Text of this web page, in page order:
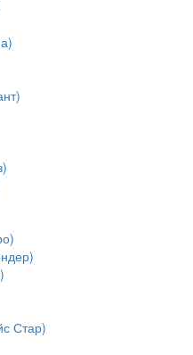
Стар)